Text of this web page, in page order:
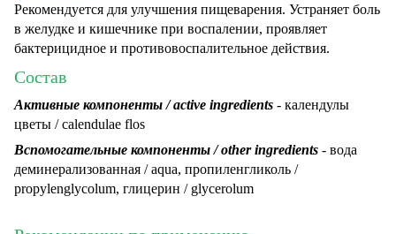
Рекомендуется для улучшения пищеварения. Устраняет боль
в желудке и кишечнике при воспалении, проявляет
бактерицидное и противовоспалительное действия.
Состав
Активные компоненты / active ingredients - календулы
цветы / calendulae flos
Вспомогательные компоненты / other ingredients - вода
деминерализованная / aqua, пропиленгликоль /
propylenglycolum, глицерин / glycerolum